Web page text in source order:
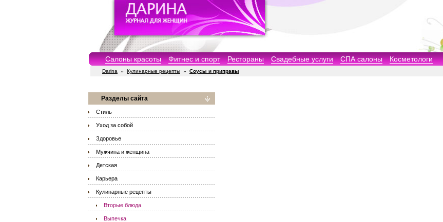
Салоны красоты Фитнес и спорт Рестораны Свадебные услуги СПА салоны Косметологи
Darina » Кулинарные рецепты » Соусы и приправы
Разделы сайта
Стиль
Уход за собой
Здоровье
Мужчина и женщина
Детская
Карьера
Кулинарные рецепты
Вторые блюда
Выпечка